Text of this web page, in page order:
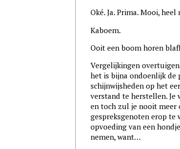
Oké. Ja. Prima. Mooi,
Kaboem.
Ooit een boom horen
Vergelijkingen
het is bijna ondoenlijk de
schijnwijsheden op het
verstand te herstellen.
en toch zul je nooit meer
gespreksgenoten erop te
opvoeding van een
nemen, want…